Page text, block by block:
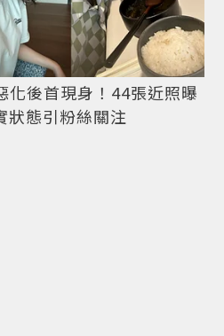
化後首現身！44張近照曝
態引粉絲關注